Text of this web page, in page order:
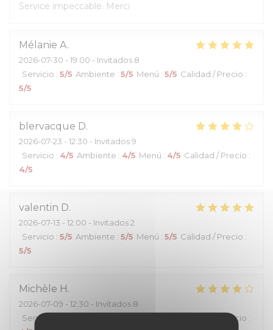
Service impeccable. Merci
Mélanie A
2026-07-30 - 19:00 - Invitados 8
Servicio : 5/5 Ambiente : 5/5 Menú : 5/5 Calidad / Precio :
5/5
blervacque D
2026-07-23 - 12:30 - Invitados 9
Servicio : 4/5 Ambiente : 4/5 Menú : 4/5 Calidad / Precio :
4/5
valentin D
2026-07-13 - 12:00 - Invitados 2
Servicio : 5/5 Ambiente : 5/5 Menú : 5/5 Calidad / Precio :
5/5
Michèle H
2026-07-09 - 12:30 - Invitados 8
Servicio
Calidad / Precio :